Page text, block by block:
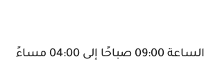
04:00 مساءً